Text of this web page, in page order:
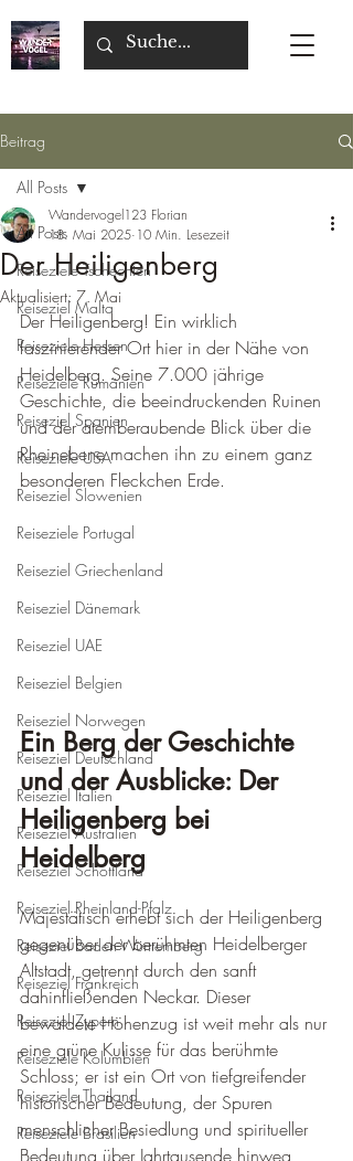
Beitrag
All Posts
Reiseziele Tschechien
Reiseziel Malta
Reiseziele Hessen
Reiseziele Rumänien
Reiseziel Spanien
Reiseziele USA
Reiseziel Slowenien
Reiseziele Portugal
Reiseziel Griechenland
Reiseziel Dänemark
Reiseziel UAE
Reiseziel Belgien
Reiseziel Norwegen
Reiseziel Deutschland
Reiseziel Italien
Reiseziel Australien
Reiseziel Schottland
Reiseziel Rheinland-Pfalz
Reiseziel Baden-Württemberg
Reiseziel Frankreich
Reiseziel Zypern
Reiseziele Kolumbien
Reiseziele Thailand
Reiseziele Brasilien
All Posts
Der Heiligenberg
Wandervogel123 Florian
18. Mai 2025 10 Min. Lesezeit
Aktualisiert: 7. Mai
Der Heiligenberg! Ein wirklich
faszinierender Ort hier in der Nähe von
Heidelberg. Seine 7.000 jährige
Geschichte, die beeindruckenden Ruinen
und der atemberaubende Blick über die
Rheinebene machen ihn zu einem ganz
besonderen Fleckchen Erde.
Ein Berg der Geschichte
und der Ausblicke: Der
Heiligenberg bei
Heidelberg
Majestätisch erhebt sich der Heiligenberg
gegenüber der berühmten Heidelberger
Altstadt, getrennt durch den sanft
dahinfließenden Neckar. Dieser
bewaldete Höhenzug ist weit mehr als nur
eine grüne Kulisse für das berühmte
Schloss; er ist ein Ort von tiefgreifender
historischer Bedeutung, der Spuren
menschlicher Besiedlung und spiritueller
Bedeutung über Jahrtausende hinweg